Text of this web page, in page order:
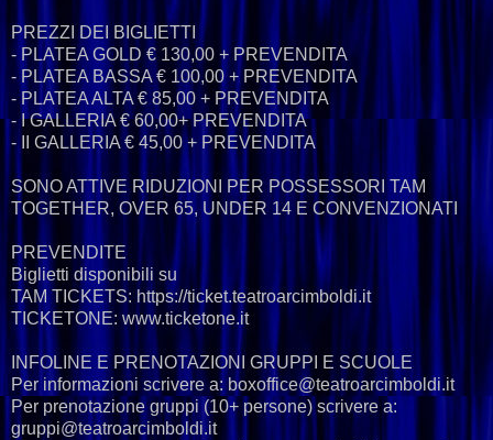
PREZZI DEI BIGLIETTI
- PLATEA GOLD € 130,00 + PREVENDITA
- PLATEA BASSA € 100,00 + PREVENDITA
- PLATEA ALTA € 85,00 + PREVENDITA
- I GALLERIA € 60,00+ PREVENDITA
- II GALLERIA € 45,00 + PREVENDITA
SONO ATTIVE RIDUZIONI PER POSSESSORI TAM
TOGETHER, OVER 65, UNDER 14 E CONVENZIONATI
PREVENDITE
Biglietti disponibili su
TAM TICKETS: https://ticket.teatroarcimboldi.it
TICKETONE: www.ticketone.it
INFOLINE E PRENOTAZIONI GRUPPI E SCUOLE
Per informazioni scrivere a: boxoffice@teatroarcimboldi.it
Per prenotazione gruppi (10+ persone) scrivere a:
gruppi@teatroarcimboldi.it